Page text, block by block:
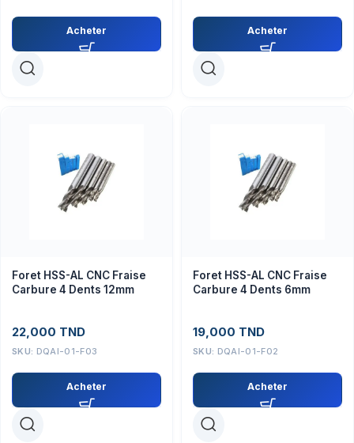
Acheter Acheter
Foret HSS-AL CNC Fraise
Carbure 4 Dents 12mm
22,000 TND
SKU: DQAI-01-F03
Acheter
Foret HSS-AL CNC Fraise
Carbure 4 Dents 6mm
19,000 TND
SKU: DQAI-01-F02
Acheter